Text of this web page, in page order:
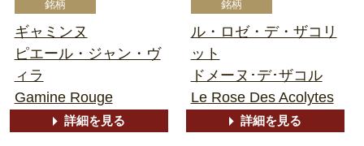
ギャミンヌ
ピエール・ジャン・ヴ
ィラ
Gamine Rouge
詳細を見る
ル・ロゼ・デ・ザコリ
ット
ドメーヌ･デ･ザコル
Le Rose Des Acolytes
詳細を見る